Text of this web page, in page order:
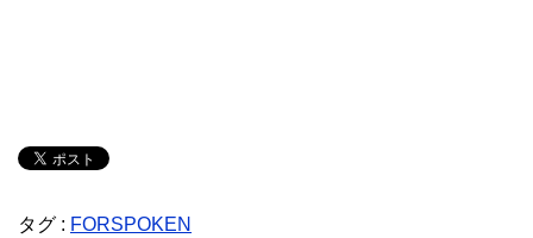
タグ : FORSPOKEN